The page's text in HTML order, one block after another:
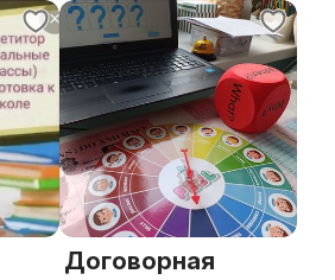
Договорная